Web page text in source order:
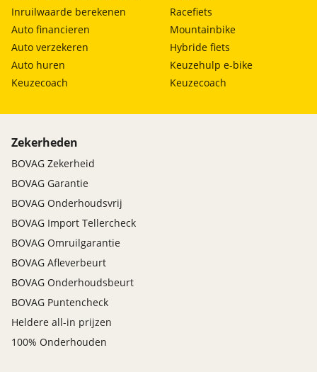
Inruilwaarde berekenen
Auto financieren
Auto verzekeren
Auto huren
Keuzecoach
Racefiets
Mountainbike
Hybride fiets
Keuzehulp e-bike
Keuzecoach
Zekerheden
BOVAG Zekerheid
BOVAG Garantie
BOVAG Onderhoudsvrij
BOVAG Import Tellercheck
BOVAG Omruilgarantie
BOVAG Afleverbeurt
BOVAG Onderhoudsbeurt
BOVAG Puntencheck
Heldere all-in prijzen
100% Onderhouden